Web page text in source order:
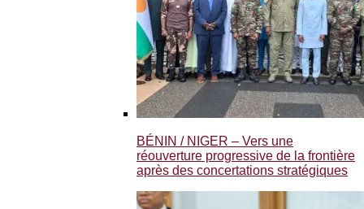
BÉNIN / NIGER – Vers une
réouverture progressive de la frontière
après des concertations stratégiques